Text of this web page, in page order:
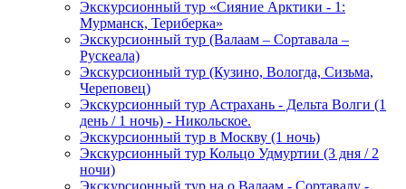
Экскурсионный тур «Сияние Арктики - 1:
Мурманск, Териберка»
Экскурсионный тур (Валаам – Сортавала –
Рускеала)
Экскурсионный тур (Кузино, Вологда, Сизьма,
Череповец)
Экскурсионный тур Астрахань - Дельта Волги (1
день / 1 ночь) - Никольское.
Экскурсионный тур в Москву (1 ночь)
Экскурсионный тур Кольцо Удмуртии (3 дня / 2
ночи)
Экскурсионный тур на о.Валаам - Сортавалу -